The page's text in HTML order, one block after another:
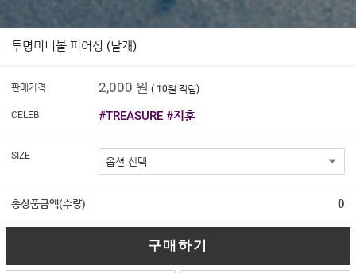
투명미니볼 피어싱 (낱개)
판매가격 2,000 원 ( 10원 적립)
CELEB #TREASURE #지훈
SIZE
총상품금액(수량) 0
구매하기